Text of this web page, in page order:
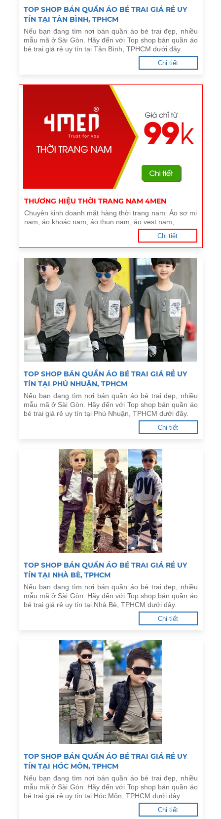
TOP SHOP BÁN QUẦN ÁO BÉ TRAI GIÁ RẺ UY
TÍN TẠI TÂN BÌNH, TPHCM
Nếu bạn đang tìm nơi bán quần áo bé trai đẹp, nhiều
mẫu mã ở Sài Gòn. Hãy đến với Top shop bán quần áo
bé trai giá rẻ uy tín tại Tân Bình, TPHCM dưới đây.
Chi tiết
THƯƠNG HIỆU THỜI TRANG NAM 4MEN
Chuyên kinh doanh mặt hàng thời trang nam: Áo sơ mi
nam, áo khoác nam, áo thun nam, áo vest nam,...
Chi tiết
TOP SHOP BÁN QUẦN ÁO BÉ TRAI GIÁ RẺ UY
TÍN TẠI PHÚ NHUẬN, TPHCM
Nếu bạn đang tìm nơi bán quần áo bé trai đẹp, nhiều
mẫu mã ở Sài Gòn. Hãy đến với Top shop bán quần áo
bé trai giá rẻ uy tín tại Phú Nhuận, TPHCM dưới đây.
Chi tiết
TOP SHOP BÁN QUẦN ÁO BÉ TRAI GIÁ RẺ UY
TÍN TẠI NHÀ BÈ, TPHCM
Nếu bạn đang tìm nơi bán quần áo bé trai đẹp, nhiều
mẫu mã ở Sài Gòn. Hãy đến với Top shop bán quần áo
bé trai giá rẻ uy tín tại Nhà Bè, TPHCM dưới đây.
Chi tiết
TOP SHOP BÁN QUẦN ÁO BÉ TRAI GIÁ RẺ UY
TÍN TẠI HÓC MÔN, TPHCM
Nếu bạn đang tìm nơi bán quần áo bé trai đẹp, nhiều
mẫu mã ở Sài Gòn. Hãy đến với Top shop bán quần áo
bé trai giá rẻ uy tín tại Hóc Môn, TPHCM dưới đây.
Chi tiết